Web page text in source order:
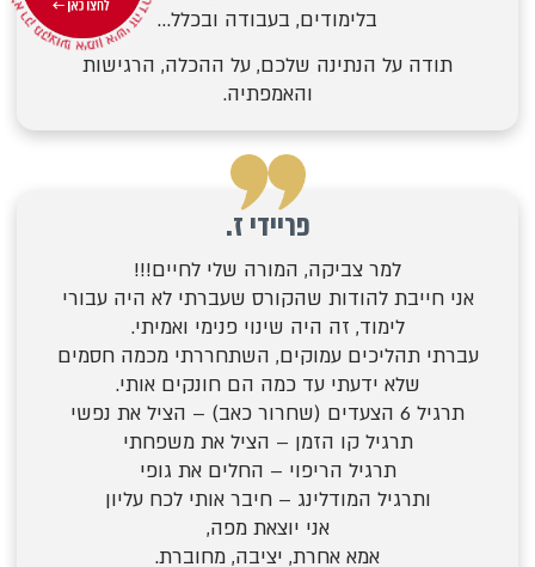
בלימודים, בעבודה ובכלל…
תודה על הנתינה שלכם, על ההכלה, הרגישות
והאמפתיה.
פריידי ז.
למר צביקה, המורה שלי לחיים!!!
אני חייבת להודות שהקורס שעברתי לא היה עבורי
לימוד, זה היה שינוי פנימי ואמיתי.
עברתי תהליכים עמוקים, השתחררתי מכמה חסמים
שלא ידעתי עד כמה הם חונקים אותי.
תרגיל 6 הצעדים (שחרור כאב) –
הציל את נפשי
תרגיל קו הזמן – הציל את משפחתי
תרגיל הריפוי – החלים את גופי
ותרגיל המודלינג –חיבר אותי לכח עליון
אני יוצאת מפה,
אמא אחרת, יציבה, מחוברת.